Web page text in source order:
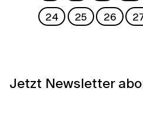
24
25 26
Jetzt Newsletter